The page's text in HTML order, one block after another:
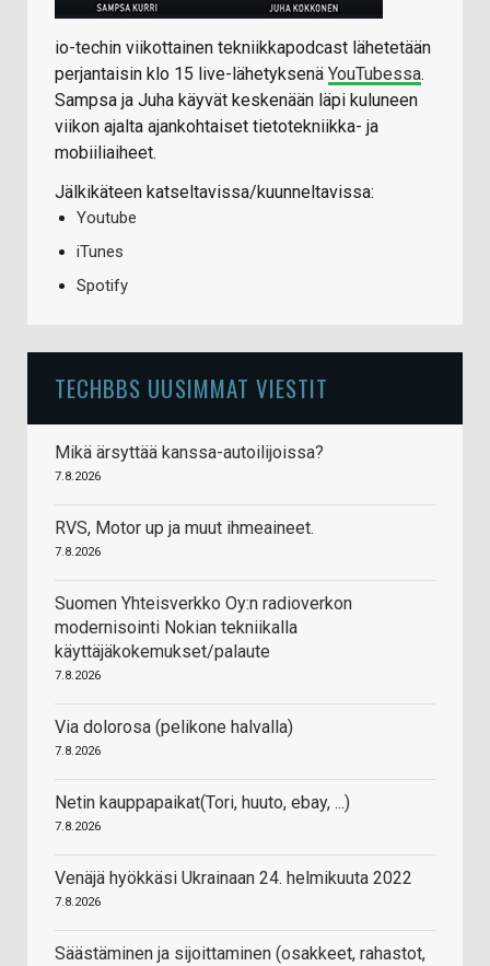
io-techin viikottainen tekniikkapodcast lähetetään
perjantaisin klo 15 live-lähetyksenä YouTubessa.
Sampsa ja Juha käyvät keskenään läpi kuluneen
viikon ajalta ajankohtaiset tietotekniikka- ja
mobiiliaiheet.
Jälkikäteen katseltavissa/kuunneltavissa:
Youtube
iTunes
Spotify
TECHBBS UUSIMMAT VIESTIT
Mikä ärsyttää kanssa-autoilijoissa?
7.8.2026
RVS, Motor up ja muut ihmeaineet.
7.8.2026
Suomen Yhteisverkko Oy:n radioverkon
modernisointi Nokian tekniikalla
käyttäjäkokemukset/palaute
7.8.2026
Via dolorosa (pelikone halvalla)
7.8.2026
Netin kauppapaikat(Tori, huuto, ebay, ...)
7.8.2026
Venäjä hyökkäsi Ukrainaan 24. helmikuuta 2022
7.8.2026
Säästäminen ja sijoittaminen (osakkeet, rahastot,